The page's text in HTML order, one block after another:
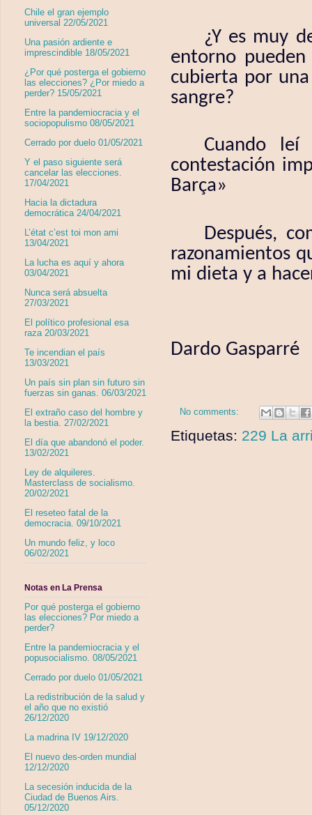
¿Y es muy
entorno
cubierta por
sangre?
Cuando
contestación
Barça»
Después,
razonamientos
mi dieta y a
Dardo Gasparré
No comments:
Etiquetas: 229 La
Chile el gran ejemplo
universal 22/05/2021
Una pasión ardiente e
imprescindible 18/05/2021
¿Por qué posterga el gobierno
las elecciones? ¿Por miedo a
perder? 15/05/2021
Entre la pandemiocracia y el
sociopopulismo 08/05/2021
Cerrado por duelo 01/05/2021
Y el paso siguiente será
cancelar las elecciones.
17/04/2021
Hacia la dictadura
democrática 24/04/2021
L’état c’est toi mon ami
13/04/2021
La lucha es aquí y ahora
03/04/2021
Nunca será absuelta
27/03/2021
El político profesional esa
raza 20/03/2021
Te incendian el país
13/03/2021
Un país sin plan sin futuro sin
fuerzas sin ganas. 06/03/2021
El extraño caso del hombre y
la bestia. 27/02/2021
El día que abandonó el poder.
13/02/2021
Ley de alquileres.
Masterclass de socialismo.
20/02/2021
El reseteo fatal de la
democracia. 09/10/2021
Un mundo feliz, y loco
06/02/2021
Notas en La Prensa
Por qué posterga el gobierno
las elecciones? Por miedo a
perder?
Entre la pandemiocracia y el
popusocialismo. 08/05/2021
Cerrado por duelo 01/05/2021
La redistribución de la salud y
el año que no existió
26/12/2020
La madrina IV 19/12/2020
El nuevo des-orden mundial
12/12/2020
La secesión inducida de la
Ciudad de Buenos Airs.
05/12/2020